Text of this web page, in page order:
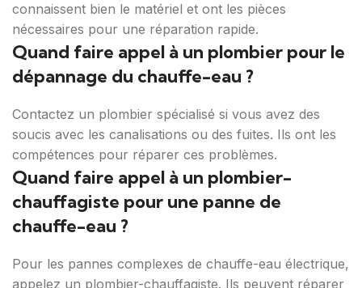
connaissent bien le matériel et ont les pièces
nécessaires pour une réparation rapide.
Quand faire appel à un plombier pour le
dépannage du chauffe-eau ?
Contactez un plombier spécialisé si vous avez des
soucis avec les canalisations ou des fuites. Ils ont les
compétences pour réparer ces problèmes.
Quand faire appel à un plombier-
chauffagiste pour une panne de
chauffe-eau ?
Pour les pannes complexes de chauffe-eau électrique,
appelez un plombier-chauffagiste. Ils peuvent réparer